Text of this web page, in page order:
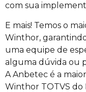
com sua
E mais! Temos o
Winthor,
uma equipe de
alguma dúvida ou
A Anbetec é a
Winthor TOTVS do